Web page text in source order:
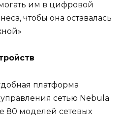
им в цифровой
чтобы она оставалась
платформа
сетью Nebula
80 моделей сетевых